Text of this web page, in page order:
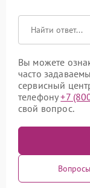
Вы можете
часто
сервисный
телефону+7
свой вопрос.